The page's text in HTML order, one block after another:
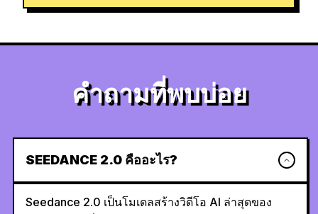
คำถามที่พบบ่อย
SEEDANCE 2.0 คืออะไร?
Seedance 2.0 เป็นโมเดลสร้างวิดีโอ AI ล่าสุดของ